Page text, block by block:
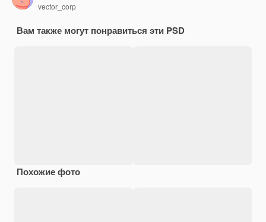
vector_corp
Вам также могут понравиться эти PSD
Похожие фото